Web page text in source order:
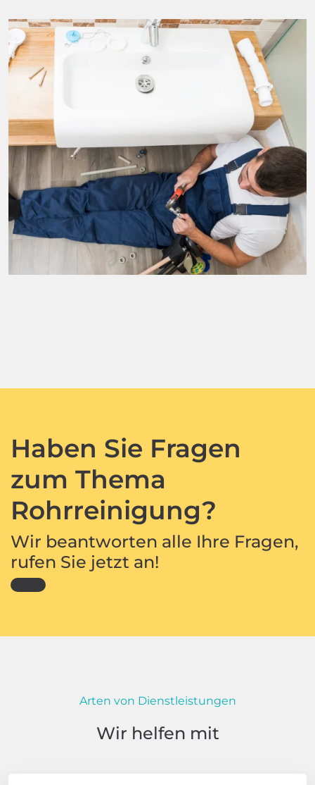
Haben Sie Fragen
zum Thema
Rohrreinigung?
Wir beantworten alle Ihre Fragen,
rufen Sie jetzt an!
Arten von Dienstleistungen
Wir helfen mit